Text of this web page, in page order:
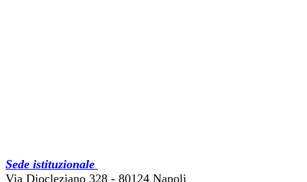
Sede istituzionale
Via Diocleziano 328 - 80124 Napoli